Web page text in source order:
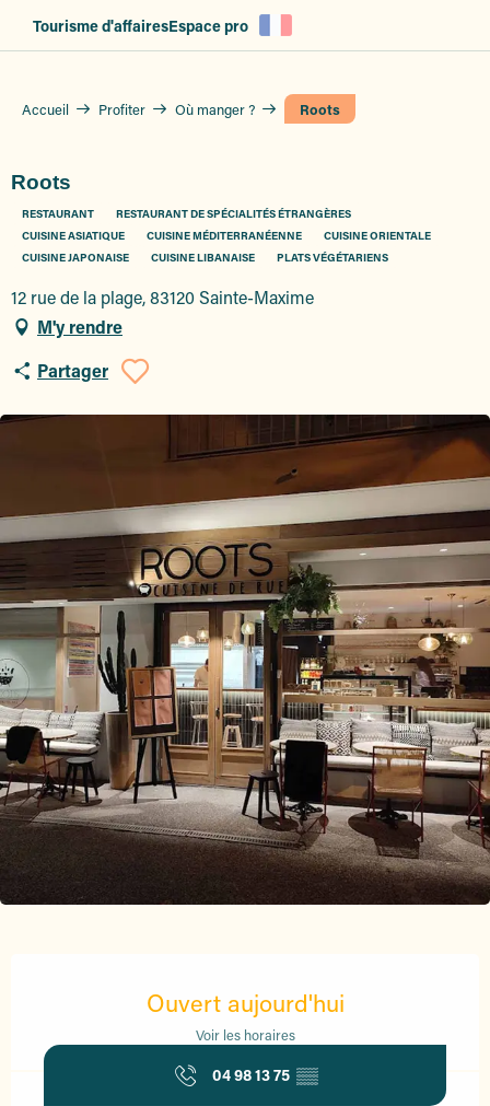
Tourisme d'affairesEspace pro
Accueil Profiter Où manger ? Roots
Roots
RESTAURANT
RESTAURANT DE SPÉCIALITÉS ÉTRANGÈRES
CUISINE ASIATIQUE
CUISINE MÉDITERRANÉENNE
CUISINE ORIENTALE
CUISINE JAPONAISE
CUISINE LIBANAISE PLATS VÉGÉTARIENS
12 rue de la plage, 83120 Sainte-Maxime
M'y rendre
Partager
Ajouter aux favoris
Ouvert aujourd'hui
Voir les horaires
04 98 13 75 ▒▒